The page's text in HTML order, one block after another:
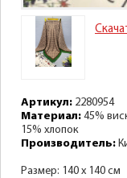
Артикул: 2280954
Материал: 45%
15% хлопок
Производитель:
Размер: 140 х 140 см